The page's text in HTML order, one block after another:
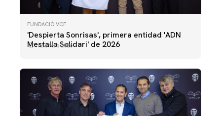
FUNDACIÓ VCF
'Despierta Sonrisas', primera entidad 'ADN
Mestalla Solidari' de 2026
12 enero 2026